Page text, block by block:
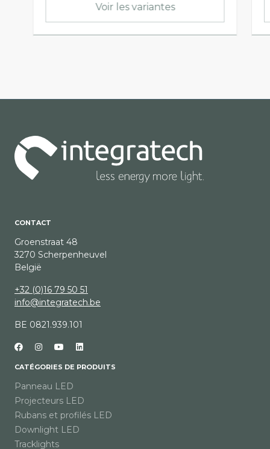
Voir les variantes
CONTACT
Groenstraat 48
3270 Scherpenheuvel
België
+32 (0)16 79 50 51
info@integratech.be
BE 0821.939.101
CATÉGORIES DE PRODUITS
Panneau LED
Projecteurs LED
Rubans et profilés LED
Downlight LED
Tracklights